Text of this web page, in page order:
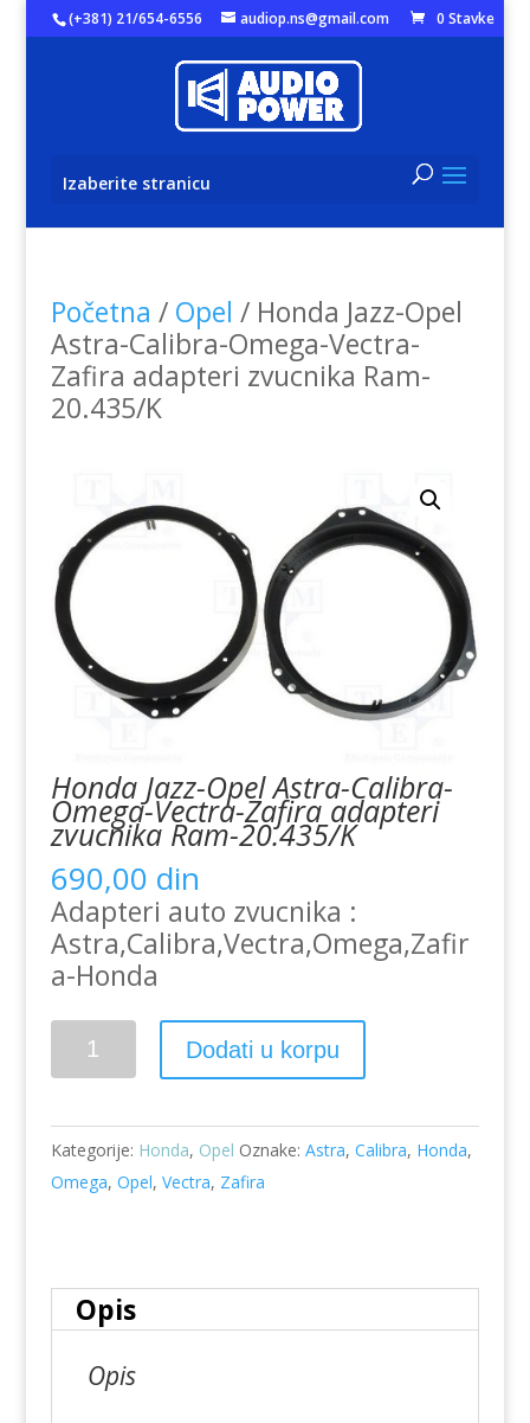
(+381) 21/654-6556 audiop.ns@gmail.com 0 Stavke
Izaberite stranicu
Početna / Opel / Honda Jazz-Opel
Astra-Calibra-Omega-Vectra-
Zafira adapteri zvucnika Ram-
20.435/K
Honda Jazz-Opel Astra-Calibra-
Omega-Vectra-Zafira adapteri
zvucnika Ram-20.435/K
690,00 din
Adapteri auto zvucnika :
Astra,Calibra,Vectra,Omega,Zafir
a-Honda
Honda
Jazz-
Astra-
Calibra-
Omega-
adapteri
zvucnika
20.435/K
Dodati u korpu
Kategorije: Honda, Opel Oznake: Astra, Calibra, Honda,
Omega, Opel, Vectra, Zafira
Opis
Opis